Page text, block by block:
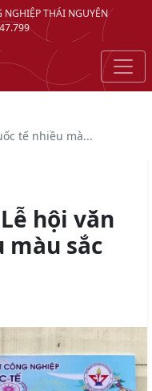
THÁI NGUYÊN
tế nhiều mà...
hội văn
màu sắc